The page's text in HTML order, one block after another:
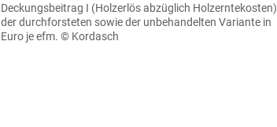
Deckungsbeitrag I (Holzerlös abzüglich Holzerntekosten)
der durchforsteten sowie der unbehandelten Variante in
Euro je efm. © Kordasch